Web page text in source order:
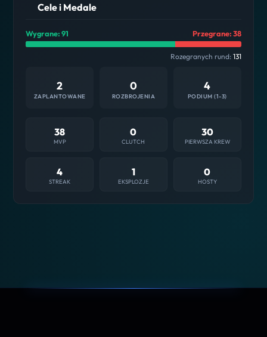
Cele i Medale
Wygrane: 91 Przegrane: 38
Rozegranych rund: 131
2
ZAPLANTOWANE
0
ROZBROJENIA
4
PODIUM (1-3)
38
MVP
0
CLUTCH
30
PIERWSZA KREW
4
STREAK
1
EKSPLOZJE
0
HOSTY